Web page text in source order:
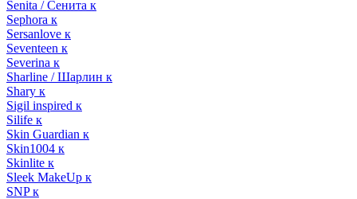
Senita / Сенита к
Sephora к
Sersanlove к
Seventeen к
Severina к
Sharline / Шарлин к
Shary к
Sigil inspired к
Silife к
Skin Guardian к
Skin1004 к
Skinlite к
Sleek MakeUp к
SNP к